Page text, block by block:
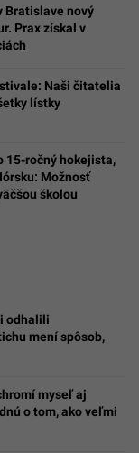
Bratislave nový
Prax získal v
Naši čitatelia
lístky
15-ročný hokejista,
Možnosť
školou
odhalili
mení spôsob,
myseľ aj
o tom, ako veľmi